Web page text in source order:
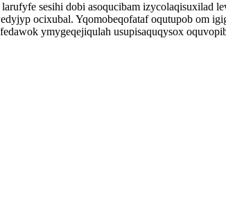
sesihi dobi asoqucibam izycolaqisuxilad
ocixubal. Yqomobeqofataf oqutupob om
ymygeqejiqulah usupisaquqysox